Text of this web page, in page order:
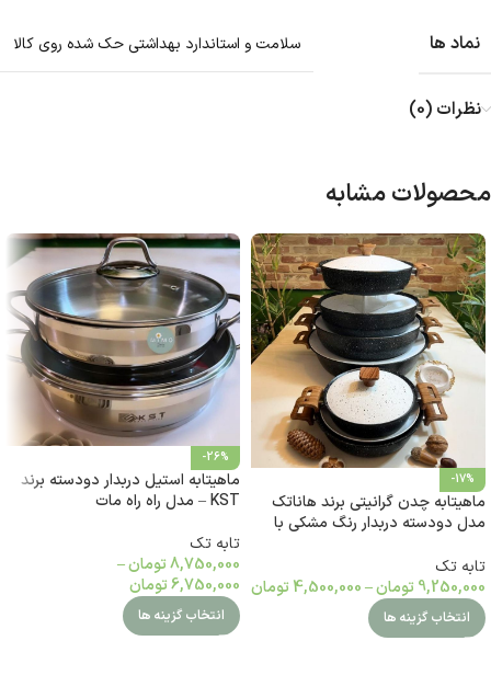
نماد ها سلامت و استاندارد بهداشتی حک شده روی کالا
نظرات (0)
محصولات مشابه
-17%
ماهیتابه چدن گرانیتی برند هاناتک
مدل دودسته دربدار رنگ مشکی با
تابه تک
9,250,000 تومان–
4,500,000 تومان
انتخاب گزینه ها
-26%
ماهیتابه استیل دربدار دودسته برند
KST – مدل راه راه مات
تابه تک
8,750,000تومان–
6,750,000تومان
انتخاب گزینه ها